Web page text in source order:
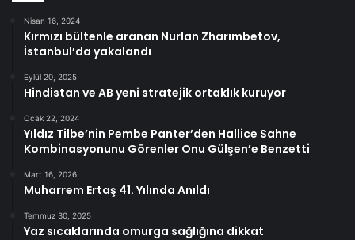
Nisan 16, 2024
Kırmızı bültenle aranan Nurlan Zharımbetov,
İstanbul’da yakalandı
Eylül 20, 2025
Hindistan ve AB yeni stratejik ortaklık kuruyor
Ocak 22, 2024
Yıldız Tilbe’nin Pembe Panter’den Hallice Sahne
Kombinasyonunu Görenler Onu Gülşen’e Benzetti
Mart 16, 2026
Muharrem Ertaş 41. Yılında Anıldı
Temmuz 30, 2025
Yaz sıcaklarında omurga sağlığına dikkat